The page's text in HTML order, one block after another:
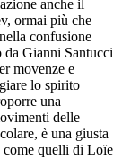
anche il
ormai più che
confusione
da Gianni Santucci
movenze e
lo spirito
una
delle
è una giusta
come quelli di Loïe